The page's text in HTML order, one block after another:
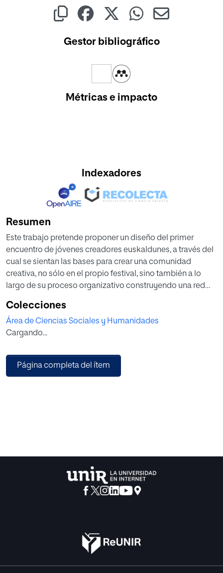
Gestor bibliográfico
Métricas e impacto
Indexadores
Resumen
Este trabajo pretende proponer un diseño del primer
encuentro de jóvenes creadores euskaldunes, a través del
cual se sientan las bases para crear una comunidad
creativa, no sólo en el propio festival, sino también a lo
largo de su proceso organizativo construyendo una red
Bizkaia, Gipuzkoa, Lapurdi, Nafarroa, Nafarroa Behera y
Zuberoa) y la diáspora euskaldun. Este encuentro
pretende dar paso al diálogo artístico entre las nuevas
desde la perspectiva de la creación cultural colectiva. Así,
el diseño del festival no es el único objetivo, sino el punto
reforzar las relaciones artísticas y personales entre los
jóvenes creadores.
Colecciones
Área de Ciencias Sociales y Humanidades
Cargando...
Página completa del ítem